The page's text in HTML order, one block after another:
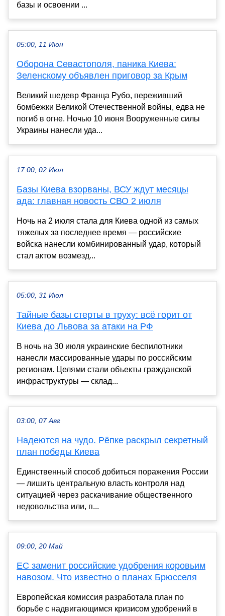
базы и освоении ...
05:00, 11 Июн
Оборона Севастополя, паника Киева:
Зеленскому объявлен приговор за Крым
Великий шедевр Франца Рубо, переживший
бомбежки Великой Отечественной войны, едва не
погиб в огне. Ночью 10 июня Вооруженные силы
Украины нанесли уда...
17:00, 02 Июл
Базы Киева взорваны, ВСУ ждут месяцы
ада: главная новость СВО 2 июля
Ночь на 2 июля стала для Киева одной из самых
тяжелых за последнее время — российские
войска нанесли комбинированный удар, который
стал актом возмезд...
05:00, 31 Июл
Тайные базы стерты в труху: всё горит от
Киева до Львова за атаки на РФ
В ночь на 30 июля украинские беспилотники
нанесли массированные удары по российским
регионам. Целями стали объекты гражданской
инфраструктуры — склад...
03:00, 07 Авг
Надеются на чудо. Рёпке раскрыл секретный
план победы Киева
Единственный способ добиться поражения России
— лишить центральную власть контроля над
ситуацией через раскачивание общественного
недовольства или, п...
09:00, 20 Май
ЕС заменит российские удобрения коровьим
навозом. Что известно о планах Брюсселя
Европейская комиссия разработала план по
борьбе с надвигающимся кризисом удобрений в